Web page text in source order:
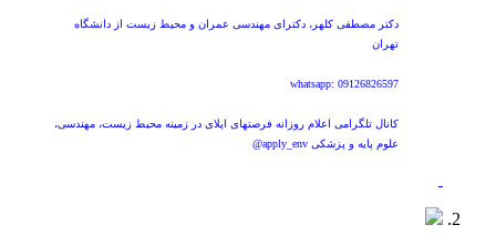
دکتر مصطفی کلهر، دکترای مهندسی عمران و محیط زیست از دانشگاه
تهران
whatsapp: 09126826597
کانال تلگرامی اعلام روزانه فرصتهای اپلای در زمینه محیط زیست، مهندسی،
علوم پایه و پزشکی apply_env@